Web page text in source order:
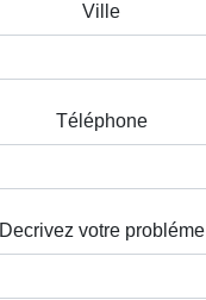
Ville
Téléphone
Decrivez votre probléme